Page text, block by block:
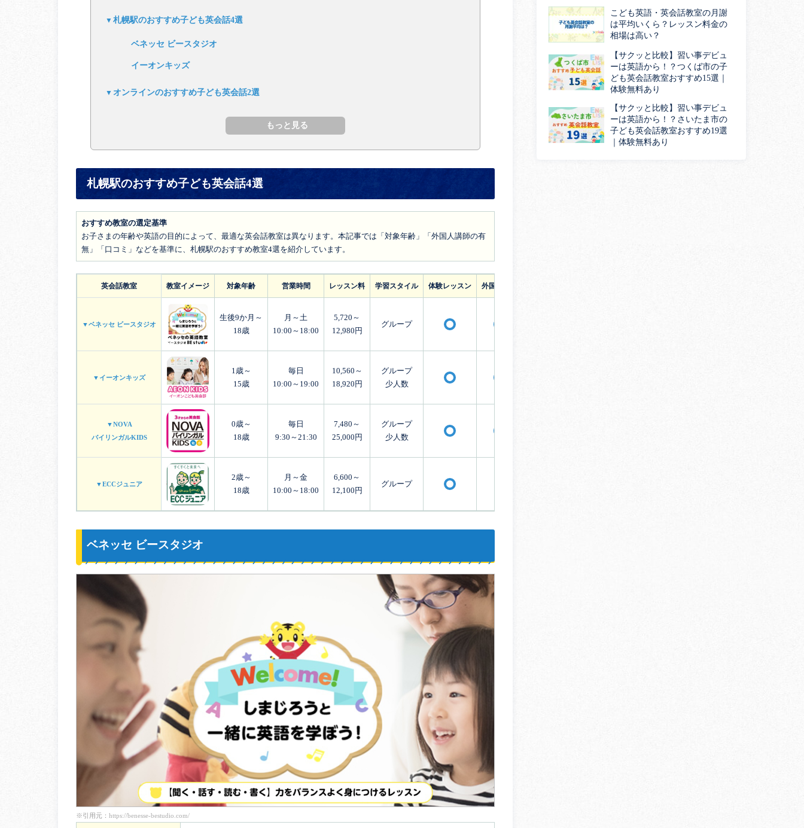
札幌駅のおすすめ子ども英会話4選
ベネッセ ビースタジオ
イーオンキッズ
オンラインのおすすめ子ども英会話2選
札幌駅のおすすめ子ども英会話4選
おすすめ教室の選定基準
お子さまの年齢や英語の目的によって、最適な英会話教室は異なります。本記事では「対象年齢」「外国人講師の有
無」「口コミ」などを基準に、札幌駅のおすすめ教室4選を紹介しています。
英会話教室 教室イメージ 対象年齢 営業時間 レッスン料 学習スタイル 体験レッスン 外国人講師
▼ベネッセ ビースタジオ
生後9か月～
18歳
月～土
10:00～18:00
5,720～
12,980円
グループ
▼イーオンキッズ
1歳～
15歳
毎日
10:00～19:00
10,560～
18,920円
グループ
少人数
▼NOVA
バイリンガルKIDS
0歳～
18歳
毎日
9:30～21:30
7,480～
25,000円
グループ
少人数
▼ECCジュニア
2歳～
18歳
月～金
10:00～18:00
6,600～
12,100円
グループ
ベネッセ ビースタジオ
※引用元： https://benesse-bestudio.com/
こども英語・英会話教室の月謝
は平均いくら？レッスン料金の
相場は高い？
【サクッと比較】習い事デビュ
ーは英語から！？つくば市の子
ども英会話教室おすすめ15選｜
体験無料あり
【サクッと比較】習い事デビュ
ーは英語から！？さいたま市の
子ども英会話教室おすすめ19選
｜体験無料あり